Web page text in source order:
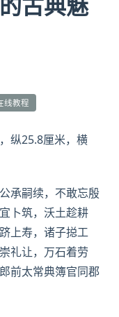
线教程
，纵25.8厘米，横
承嗣续，不敢忘殷
卜筑，沃土趁耕
上寿，诸子搃工
礼让，万石着劳
前太常典簿官同郡